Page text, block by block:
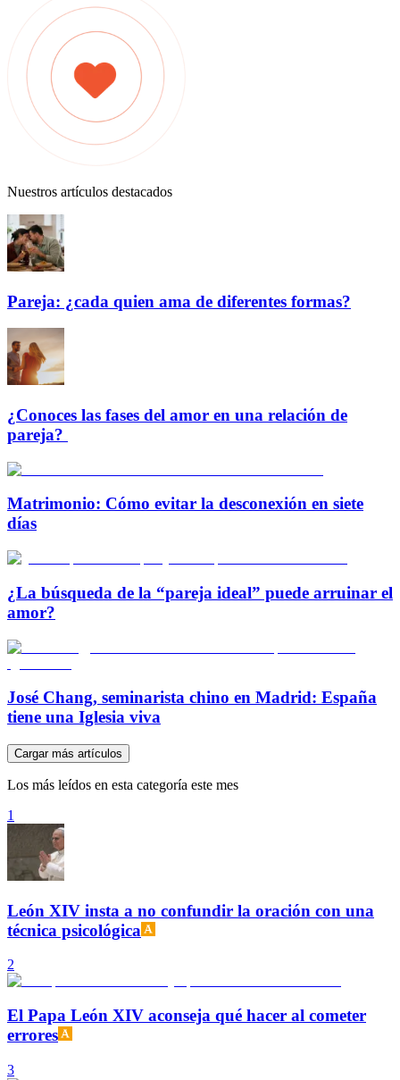
Nuestros artículos destacados
Pareja: ¿cada quien ama de diferentes formas?
¿Conoces las fases del amor en una relación de
pareja?
Matrimonio: Cómo evitar la desconexión en siete
días
¿La búsqueda de la “pareja ideal” puede arruinar el
amor?
José Chang, seminarista chino en Madrid: España
tiene una Iglesia viva
Cargar más artículos
Los más leídos en esta categoría este mes
1
León XIV insta a no confundir la oración con una
técnica psicológica
2
El Papa León XIV aconseja qué hacer al cometer
errores
3